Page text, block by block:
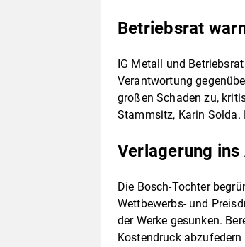
Betriebsrat
IG Metall und
Verantwortung
großen Schaden zu,
Stammsitz, Karin
Verlagerung ins
Die Bosch-Tochter
Wettbewerbs- und
der Werke gesunken.
Kostendruck